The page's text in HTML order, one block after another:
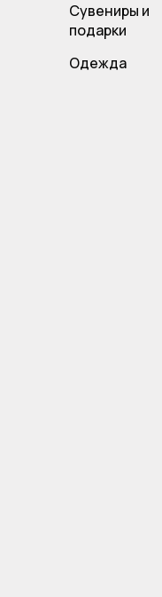
Сувениры и
подарки
Одежда